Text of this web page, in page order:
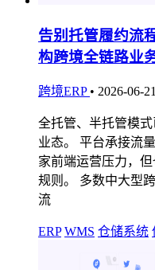
告别托管履约流
构跨境全链路业
跨境ERP • 2026-06-
全托管、半托管模
业态。 平台承接流
家前端运营压力，
规则。 多数中大型
流
ERP WMS 仓储系统